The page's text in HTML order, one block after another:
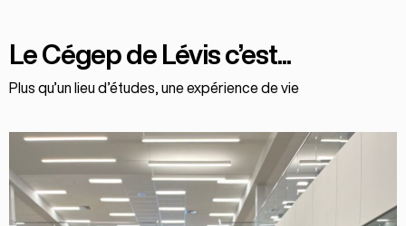
Le Cégep de Lévis c’est...
Plus qu’un lieu d’études, une expérience de vie